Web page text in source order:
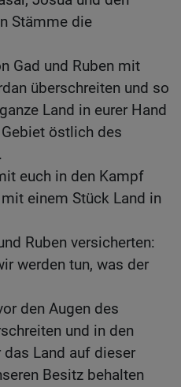
Stämme die
Gad und Ruben mit
überschreiten und so
Land in eurer Hand
östlich des
euch in den Kampf
einem Stück Land in
Ruben versicherten:
werden tun, was der
den Augen des
und in den
Land auf dieser
Besitz behalten